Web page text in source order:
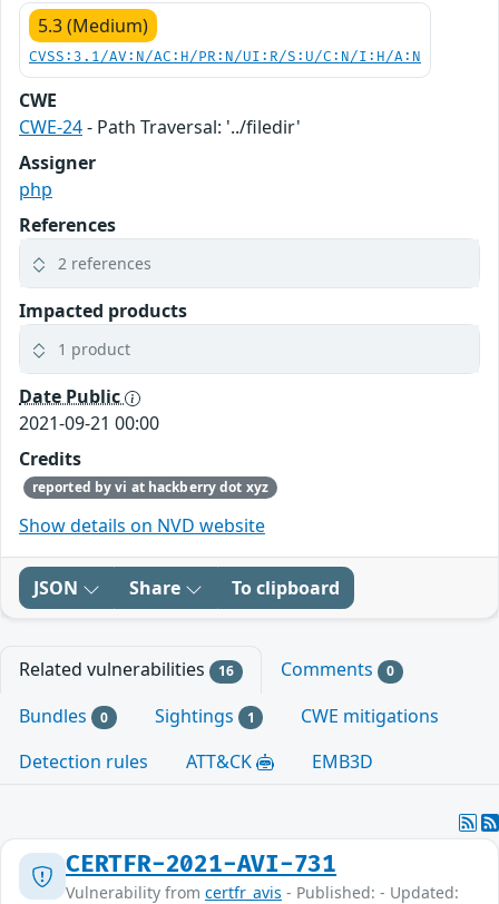
5.3 (Medium)
CVSS:3.1/AV:N/AC:H/PR:N/UI:R/S:U/C:N/I:H/A:N
CWE
CWE-24- Path Traversal: '../filedir'
Assigner
php
References
2 references
Impacted products
1 product
Date Public
2021-09-21 00:00
Credits
reported by vi at hackberry dot xyz
Show details on NVD website
JSON Share To clipboard
Related vulnerabilities 16 Comments 0
Bundles 0 Sightings 1
CWE mitigations
Detection rules
ATT&CK EMB3D
CERTFR-2021-AVI-731
Vulnerability from certfr_avis - Published: - Updated: